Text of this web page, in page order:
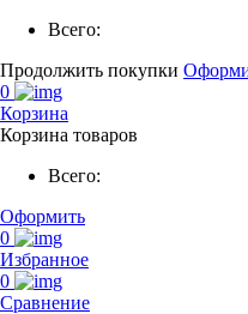
Всего:
Продолжить покупки
0
Корзина
Корзина товаров
Всего:
Оформить
0
Избранное
0
Сравнение